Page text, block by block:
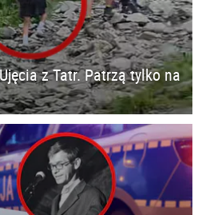
z Tatr. Patrzą tylko na